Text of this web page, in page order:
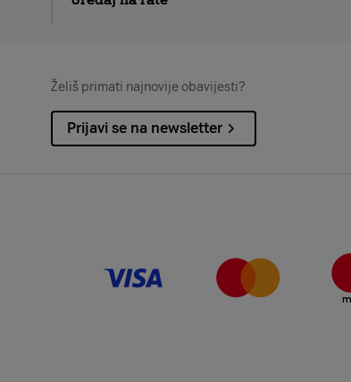
Želiš primati najnovije obavijesti?
Prijavi se na newsletter